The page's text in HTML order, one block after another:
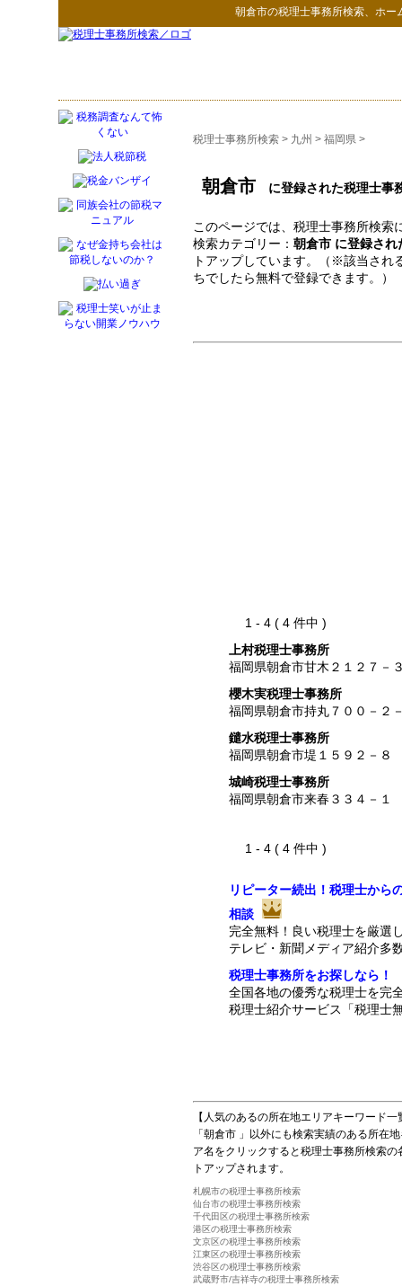
朝倉市の税理士事務所検索、ホー
税理士事務所検索 > 九州 > 福岡県 >
朝倉市 に登録された税理士事
このページでは、税理士事務所検索
検索カテゴリー： 朝倉市 に登録され
トアップしています。（※該当され
ちでしたら無料で登録できます。）
1 - 4 ( 4 件中 )
上村税理士事務所
福岡県朝倉市甘木２１２７－
櫻木実税理士事務所
福岡県朝倉市持丸７００－２
鑓水税理士事務所
福岡県朝倉市堤１５９２－８
城崎税理士事務所
福岡県朝倉市来春３３４－１
1 - 4 ( 4 件中 )
リピーター続出！税理士から
相談
完全無料！良い税理士を厳選
テレビ・新聞メディア紹介多
税理士事務所をお探しなら！
全国各地の優秀な税理士を完
税理士紹介サービス「税理士
【人気のあるの所在地エリアキーワード一
「朝倉市 」以外にも検索実績のある所在
ア名をクリックすると税理士事務所検索
トアップされます。
札幌市の税理士事務所検索
仙台市の税理士事務所検索
千代田区の税理士事務所検索
港区の税理士事務所検索
文京区の税理士事務所検索
江東区の税理士事務所検索
渋谷区の税理士事務所検索
武蔵野市/吉祥寺の税理士事務所検索